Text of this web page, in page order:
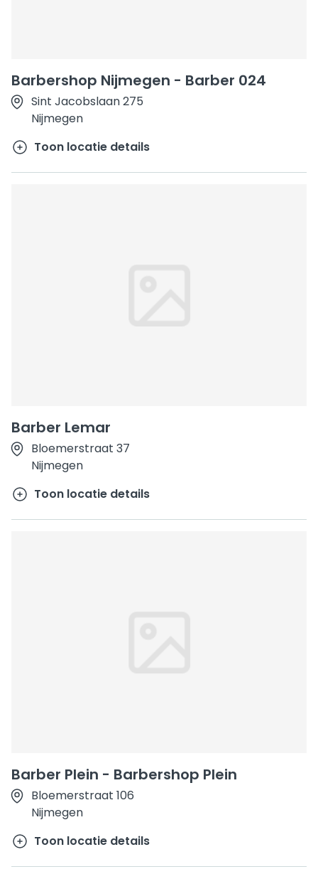
Barbershop Nijmegen - Barber 024
Sint Jacobslaan 275
Nijmegen
Toon locatie details
Barber Lemar
Bloemerstraat 37
Nijmegen
Toon locatie details
Barber Plein - Barbershop Plein
Bloemerstraat 106
Nijmegen
Toon locatie details